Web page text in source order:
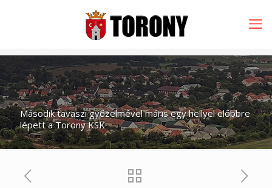
Második tavaszi győzelmével máris egy hellyel előbbre
lépett a Torony KSK